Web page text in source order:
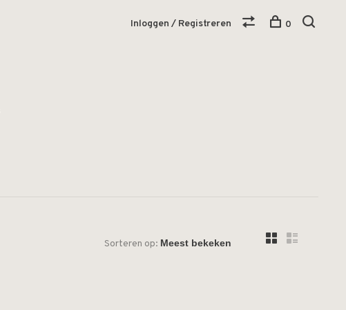
Inloggen / Registreren 0
Sorteren op: